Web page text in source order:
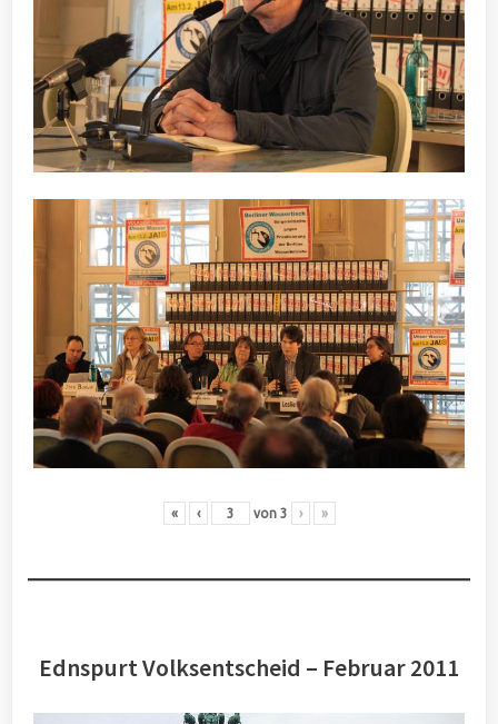
« ‹ von 3 › »
Ednspurt Volksentscheid – Februar 2011